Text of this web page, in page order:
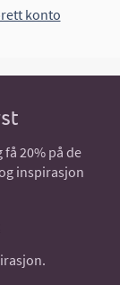
konto
20% på de
inspirasjon